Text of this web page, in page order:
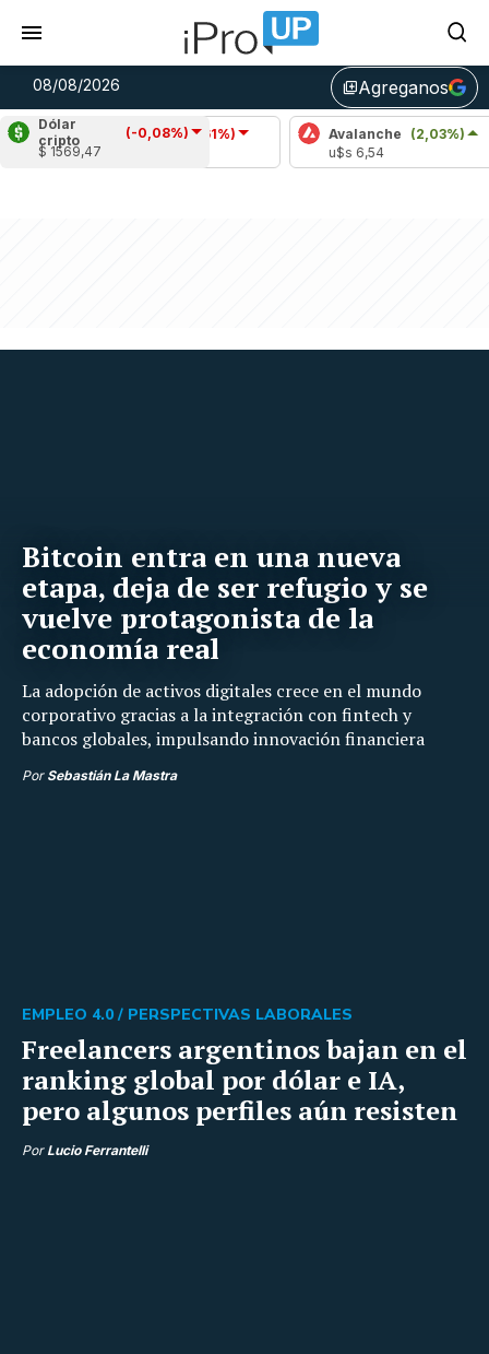
08/08/2026 library_addAgreganos
Dólar
cripto
(-0,08%)
$ 1569,47
Cardano
(-1,61%)
u$s 0,20
Avalanche
(2,03%)
u$s 6,54
Bitcoin entra en una nueva
etapa, deja de ser refugio y se
vuelve protagonista de la
economía real
La adopción de activos digitales crece en el mundo
corporativo gracias a la integración con fintech y
bancos globales, impulsando innovación financiera
Por Sebastián La Mastra
Freelancers argentinos bajan en el
ranking global por dólar e IA,
pero algunos perfiles aún resisten
EMPLEO 4.0 / PERSPECTIVAS LABORALES
Por Lucio Ferrantelli